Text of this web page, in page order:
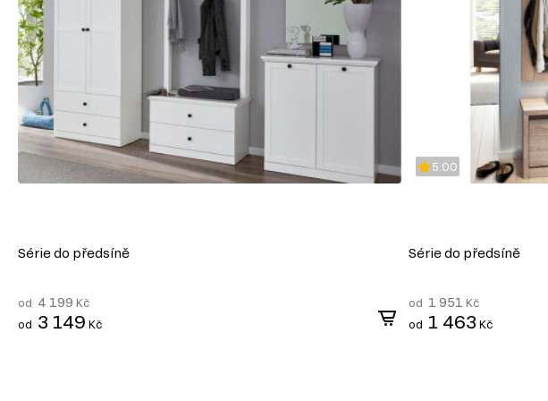
syntetických pryskyřic jako pojiva. DTD je základním materiálem pro výrobu
korpusového nábytku, čelních ploch a dekorativních panelů díky své ekonomičnosti,
univerzálnosti a dostupnosti.
Výhody DTD:
Různorodost designů: Umožňuje výrobu nábytku v moderním, klasickém nebo jiném stylu díky
široké škále dekorativních povrchů.
Snadné zpracování: DTD lze snadno řezat a vrtat, což umožňuje výrobu nábytku různých tvarů a
Série do předsíně
od 4 199 Kč
od 3 149 Kč
5.00
Série do předsíně
od 1 951 Kč
od 1 463 Kč